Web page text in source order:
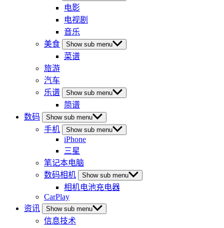
电影
电视剧
音乐
美食
Show sub menu
菜谱
旅游
汽车
乐谱
Show sub menu
简谱
数码
Show sub menu
手机 Show sub menu
iPhone
三星
笔记本电脑
数码相机
Show sub menu
相机电池充电器
CarPlay
资讯
Show sub menu
信息技术